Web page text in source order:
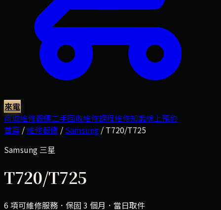
來電
商城維修報價二手回收維修課程維修知識線上預約
首頁 /維修報價 / Samsung / T720/T725
Samsung 三星
T720/T725
6項可維修服務．保固 3 個月．當日取件